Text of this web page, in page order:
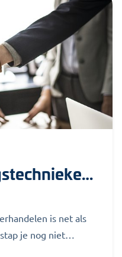
is net als
je nog niet